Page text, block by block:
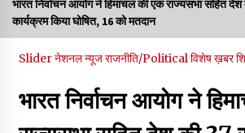
07/08/2026
07/08/2026
भारत निर्वाचन आयोग ने हिमाचल की एक राज्यसभा सहित देश
कार्यक्रम किया घोषित, 16 को मतदान
Sliderनेशनल न्यूजराजनीति/Politicalविशेष ख़बर
भारत निर्वाचन आयोग ने